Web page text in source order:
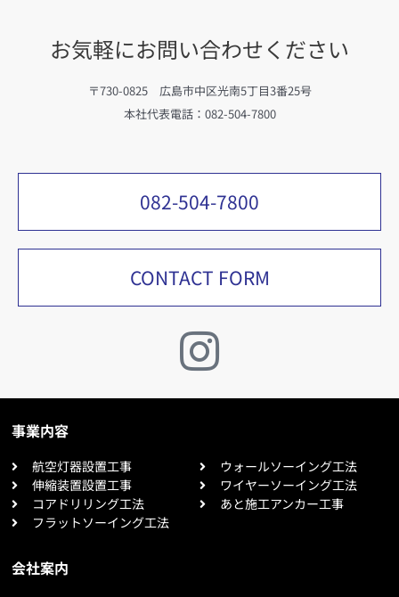
お気軽にお問い合わせください
〒730-0825 広島市中区光南5丁目3番25号
本社代表電話：082-504-7800
082-504-7800
CONTACT FORM
事業内容
航空灯器設置工事
伸縮装置設置工事
コアドリリング工法
フラットソーイング工法
ウォールソーイング工法
ワイヤーソーイング工法
あと施工アンカー工事
会社案内